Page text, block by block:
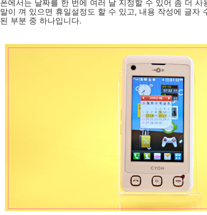
폰에서는 날짜를 한 번에 여러 날 지정할 수 있어 좀 더 사
말이 껴 있으면 휴일설정도 할 수 있고, 내용 작성에 글자
된 부분 중 하나입니다.